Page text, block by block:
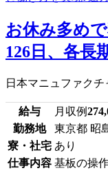
お休み多め
126日、各長
日本マニュファク
給与 月収例
勤務地
東京都 昭
寮・社宅 あり
仕事内容 基板の操